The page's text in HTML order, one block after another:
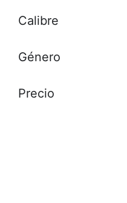
Calibre
Género
Precio